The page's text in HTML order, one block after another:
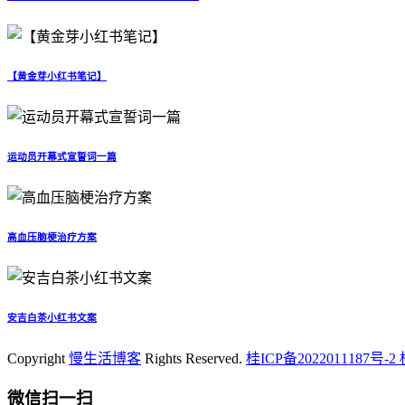
【黄金芽小红书笔记】
运动员开幕式宣誓词一篇
高血压脑梗治疗方案
安吉白茶小红书文案
Copyright 慢生活博客 Rights Reserved. 桂ICP备2022011187号-2
微信扫一扫